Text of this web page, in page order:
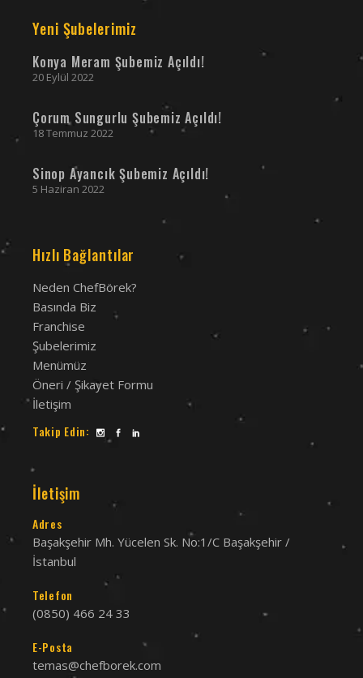
Yeni Şubelerimiz
Konya Meram Şubemiz Açıldı!
20 Eylül 2022
Çorum Sungurlu Şubemiz Açıldı!
18 Temmuz 2022
Sinop Ayancık Şubemiz Açıldı!
5 Haziran 2022
Hızlı Bağlantılar
Neden ChefBörek?
Basında Biz
Franchise
Şubelerimiz
Menümüz
Öneri / Şikayet Formu
İletişim
Takip Edin:
İletişim
Adres
Başakşehir Mh. Yücelen Sk. No:1/C Başakşehir /
İstanbul
Telefon
(0850) 466 24 33
E-Posta
temas@chefborek.com